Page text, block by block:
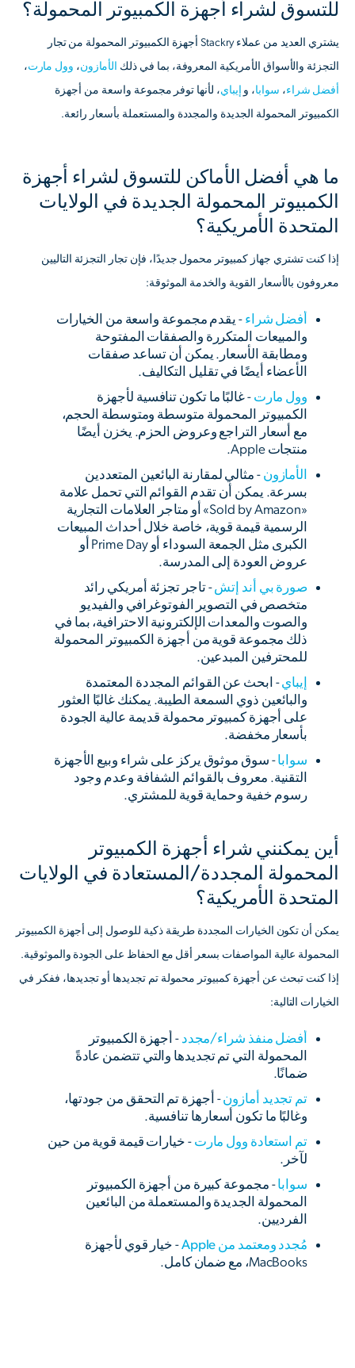
للتسوق لشراء أجهزة الكمبيوتر المحمولة؟
يشتري العديد من عملاء Stackry أجهزة الكمبيوتر المحمولة من تجار
التجزئة والأسواق الأمريكية المعروفة، بما في ذلك الأمازون، وول مارت،
أفضل شراء، سوابا، و إيباي، لأنها توفر مجموعة واسعة من أجهزة
الكمبيوتر المحمولة الجديدة والمجددة والمستعملة بأسعار رائعة.
ما هي أفضل الأماكن للتسوق لشراء أجهزة
الكمبيوتر المحمولة الجديدة في الولايات
المتحدة الأمريكية؟
إذا كنت تشتري جهاز كمبيوتر محمول جديدًا، فإن تجار التجزئة التاليين
معروفون بالأسعار القوية والخدمة الموثوقة:
أفضل شراء - يقدم مجموعة واسعة من الخيارات
والمبيعات المتكررة والصفقات المفتوحة
ومطابقة الأسعار. يمكن أن تساعد صفقات
الأعضاء أيضًا في تقليل التكاليف.
وول مارت - غالبًا ما تكون تنافسية لأجهزة
الكمبيوتر المحمولة متوسطة ومتوسطة الحجم،
مع أسعار التراجع وعروض الحزم. يخزن أيضًا
منتجات Apple.
الأمازون - مثالي لمقارنة البائعين المتعددين
بسرعة. يمكن أن تقدم القوائم التي تحمل علامة
«Sold by Amazon» أو متاجر العلامات التجارية
الرسمية قيمة قوية، خاصة خلال أحداث المبيعات
الكبرى مثل الجمعة السوداء أو Prime Day أو
عروض العودة إلى المدرسة.
صورة بي أند إتش- تاجر تجزئة أمريكي رائد
متخصص في التصوير الفوتوغرافي والفيديو
والصوت والمعدات الإلكترونية الاحترافية، بما في
ذلك مجموعة قوية من أجهزة الكمبيوتر المحمولة
للمحترفين المبدعين.
إيباي- ابحث عن القوائم المجددة المعتمدة
والبائعين ذوي السمعة الطيبة. يمكنك غالبًا العثور
على أجهزة كمبيوتر محمولة قديمة عالية الجودة
بأسعار مخفضة.
سوابا- سوق موثوق يركز على شراء وبيع الأجهزة
التقنية. معروف بالقوائم الشفافة وعدم وجود
رسوم خفية وحماية قوية للمشتري.
أين يمكنني شراء أجهزة الكمبيوتر
المحمولة المجددة/المستعادة في الولايات
المتحدة الأمريكية؟
يمكن أن تكون الخيارات المجددة طريقة ذكية للوصول إلى أجهزة الكمبيوتر
المحمولة عالية المواصفات بسعر أقل مع الحفاظ على الجودة والموثوقية.
إذا كنت تبحث عن أجهزة كمبيوتر محمولة تم تجديدها أو تجديدها، ففكر في
الخيارات التالية:
أفضل منفذ شراء/مجدد - أجهزة الكمبيوتر
المحمولة التي تم تجديدها والتي تتضمن عادةً
ضمانًا.
تم تجديد أمازون- أجهزة تم التحقق من جودتها،
وغالبًا ما تكون أسعارها تنافسية.
تم استعادة وول مارت - خيارات قيمة قوية من حين
لآخر.
سوابا- مجموعة كبيرة من أجهزة الكمبيوتر
المحمولة الجديدة والمستعملة من البائعين
الفرديين.
مُجدد ومعتمد من Apple
- خيار قوي لأجهزة
MacBooks، مع ضمان كامل.